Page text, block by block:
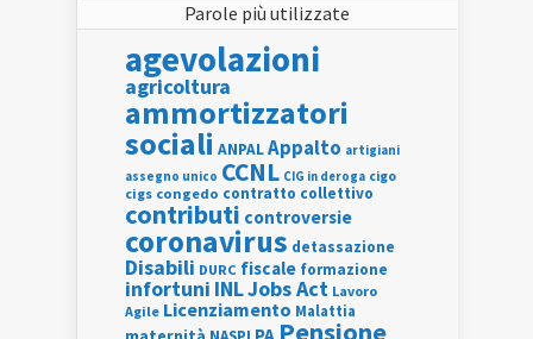
Parole più utilizzate
agevolazioni
agricoltura
ammortizzatori
sociali ANPALAppalto artigiani
assegno unico CCNL CIG in deroga cigo
cigs congedo contratto collettivo
contributi controversie
coronavirus detassazione
Disabili DURC fiscale formazione
infortuni INLJobs Act Lavoro
Agile Licenziamento Malattia
Pensione